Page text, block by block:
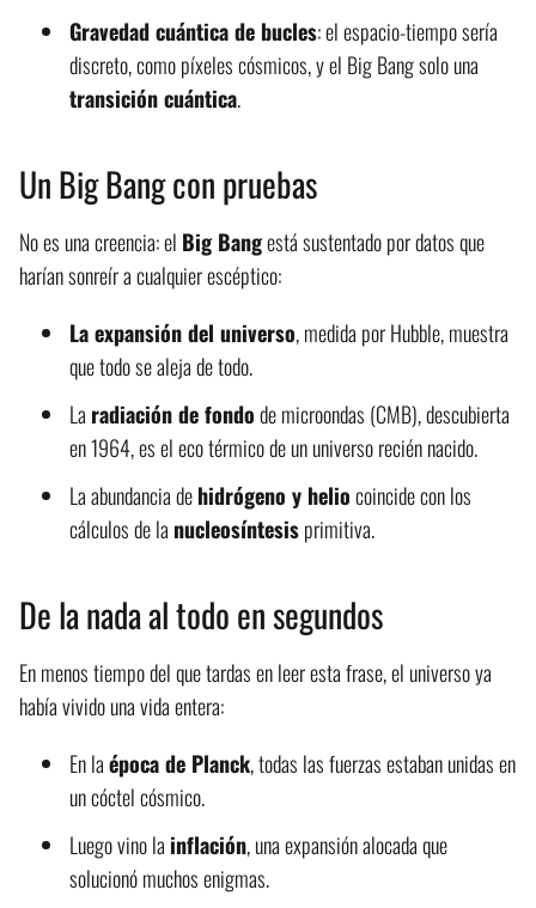
Gravedad cuántica de bucles: el espacio-tiempo sería
discreto, como píxeles cósmicos, y el Big Bang solo una
transición cuántica.
Un Big Bang con pruebas
No es una creencia: el Big Bangestá sustentado por datos que
harían sonreír a cualquier escéptico:
La expansión del universo, medida por Hubble, muestra
que todo se aleja de todo.
La radiación de fondode microondas (CMB), descubierta
en 1964, es el eco térmico de un universo recién nacido.
La abundancia dehidrógeno y heliocoincide con los
cálculos de la nucleosíntesisprimitiva.
De la nada al todo en segundos
En menos tiempo del que tardas en leer esta frase, el universo ya
había vivido una vida entera:
En laépoca de Planck, todas las fuerzas estaban unidas en
un cóctel cósmico.
Luego vino la inflación, una expansión alocada que
solucionó muchos enigmas.